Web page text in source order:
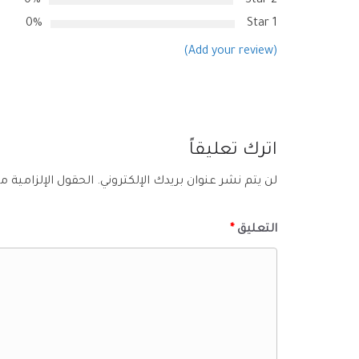
1 Star
0%
(Add your review)
اترك تعليقاً
لن يتم نشر عنوان بريدك الإلكتروني. الحقول الإلزامية
التعليق *